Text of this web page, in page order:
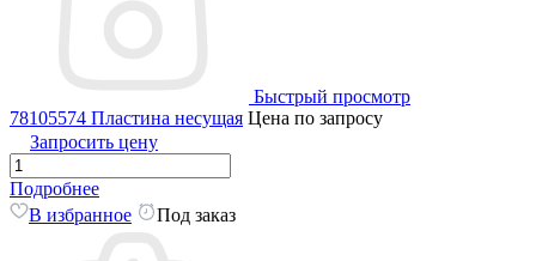
Быстрый просмотр
78105574 Пластина несущая Цена по запросу
Запросить цену
Подробнее
В избранное
Под заказ